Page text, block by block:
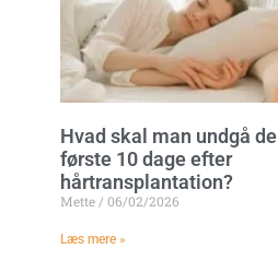
Hvad skal man undgå de
første 10 dage efter
hårtransplantation?
Mette 06/02/2026
Læs mere »